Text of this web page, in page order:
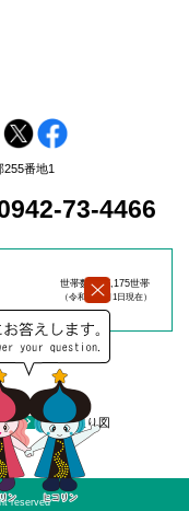
番地1
73-4466
世帯数：27,175世帯
（令和8年8月1日現在）
庁舎見取り図
reserved